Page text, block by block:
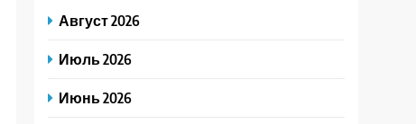
Август 2026
Июль 2026
Июнь 2026